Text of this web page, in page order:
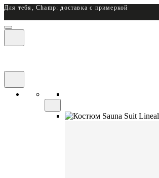
Для тебя, Champ: доставка с примеркой